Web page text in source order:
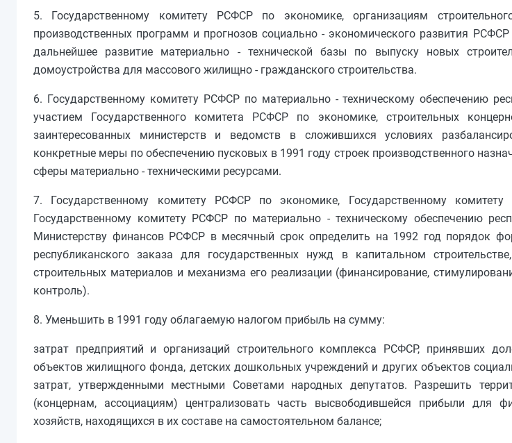
5. Государственному комитету РСФСР по экономике, организациям
производственных программ и прогнозов социально - экономического развития
дальнейшее развитие материально - технической базы по выпуску новых
домоустройства для массового жилищно - гражданского строительства.
6. Государственному комитету РСФСР по материально - техническому обеспечению
участием Государственного комитета РСФСР по экономике, строительных
заинтересованных министерств и ведомств в сложившихся условиях
конкретные меры по обеспечению пусковых в 1991 году строек производственного
сферы материально - техническими ресурсами.
7. Государственному комитету РСФСР по экономике, Государственному
Государственному комитету РСФСР по материально - техническому обеспечению
Министерству финансов РСФСР в месячный срок определить на 1992 год порядок
республиканского заказа для государственных нужд в капитальном
строительных материалов и механизма его реализации (финансирование,
контроль).
8. Уменьшить в 1991 году облагаемую налогом прибыль на сумму:
затрат предприятий и организаций строительного комплекса РСФСР, принявших
объектов жилищного фонда, детских дошкольных учреждений и других объектов
затрат, утвержденными местными Советами народных депутатов. Разрешить
(концернам, ассоциациям) централизовать часть высвободившейся прибыли для
хозяйств, находящихся в их составе на самостоятельном балансе;